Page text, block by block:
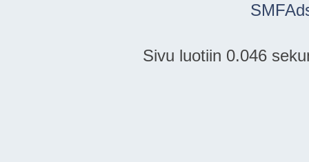
Sivu luotiin 0.046